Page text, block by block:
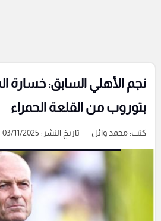
نجم الأهلي السابق: خسارة
بتوروب من القلعة الحمراء
كتب:محمد وائل تاريخ النشر: 03/11/2025